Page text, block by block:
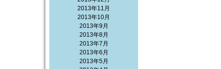
2013年11月
2013年10月
2013年9月
2013年8月
2013年7月
2013年6月
2013年5月